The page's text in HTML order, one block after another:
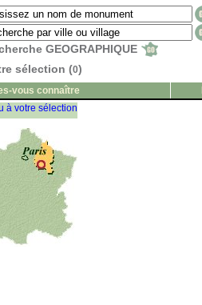
GEOGRAPHIQUE
sélection (0)
vous connaître
à votre sélection